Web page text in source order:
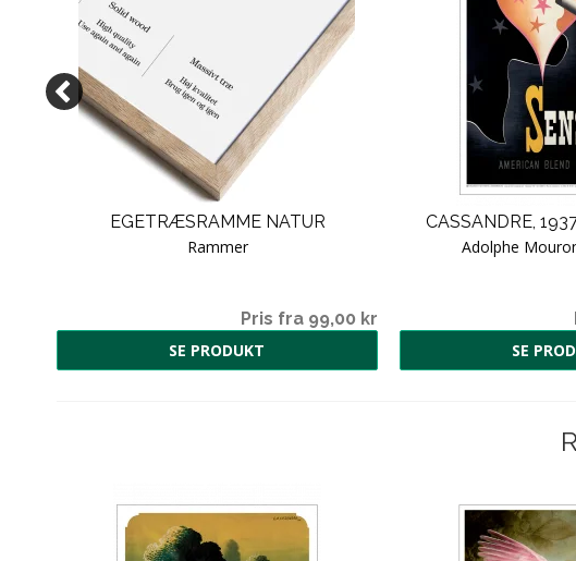
EGETRÆSRAMME NATUR
Rammer
Pris fra 99,00 kr
SE PRODUKT
CASSANDRE,
Adolphe
SE